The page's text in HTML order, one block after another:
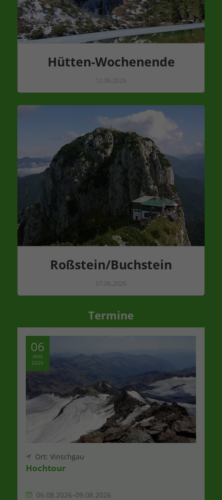
Hütten-Wochenende
12.06.2026
Roßstein/Buchstein
07.06.2026
Termine
06
AUG
2026
Ort: Vinschgau
Hochtour
06.08.2026–09.08.2026